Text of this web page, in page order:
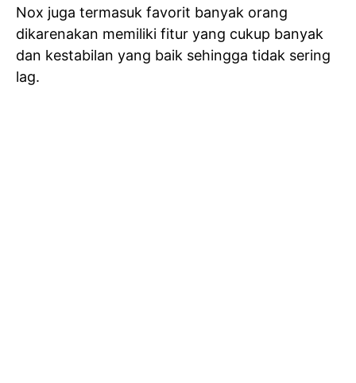
Nox juga termasuk favorit banyak orang
dikarenakan memiliki fitur yang cukup banyak
dan kestabilan yang baik sehingga tidak sering
lag.